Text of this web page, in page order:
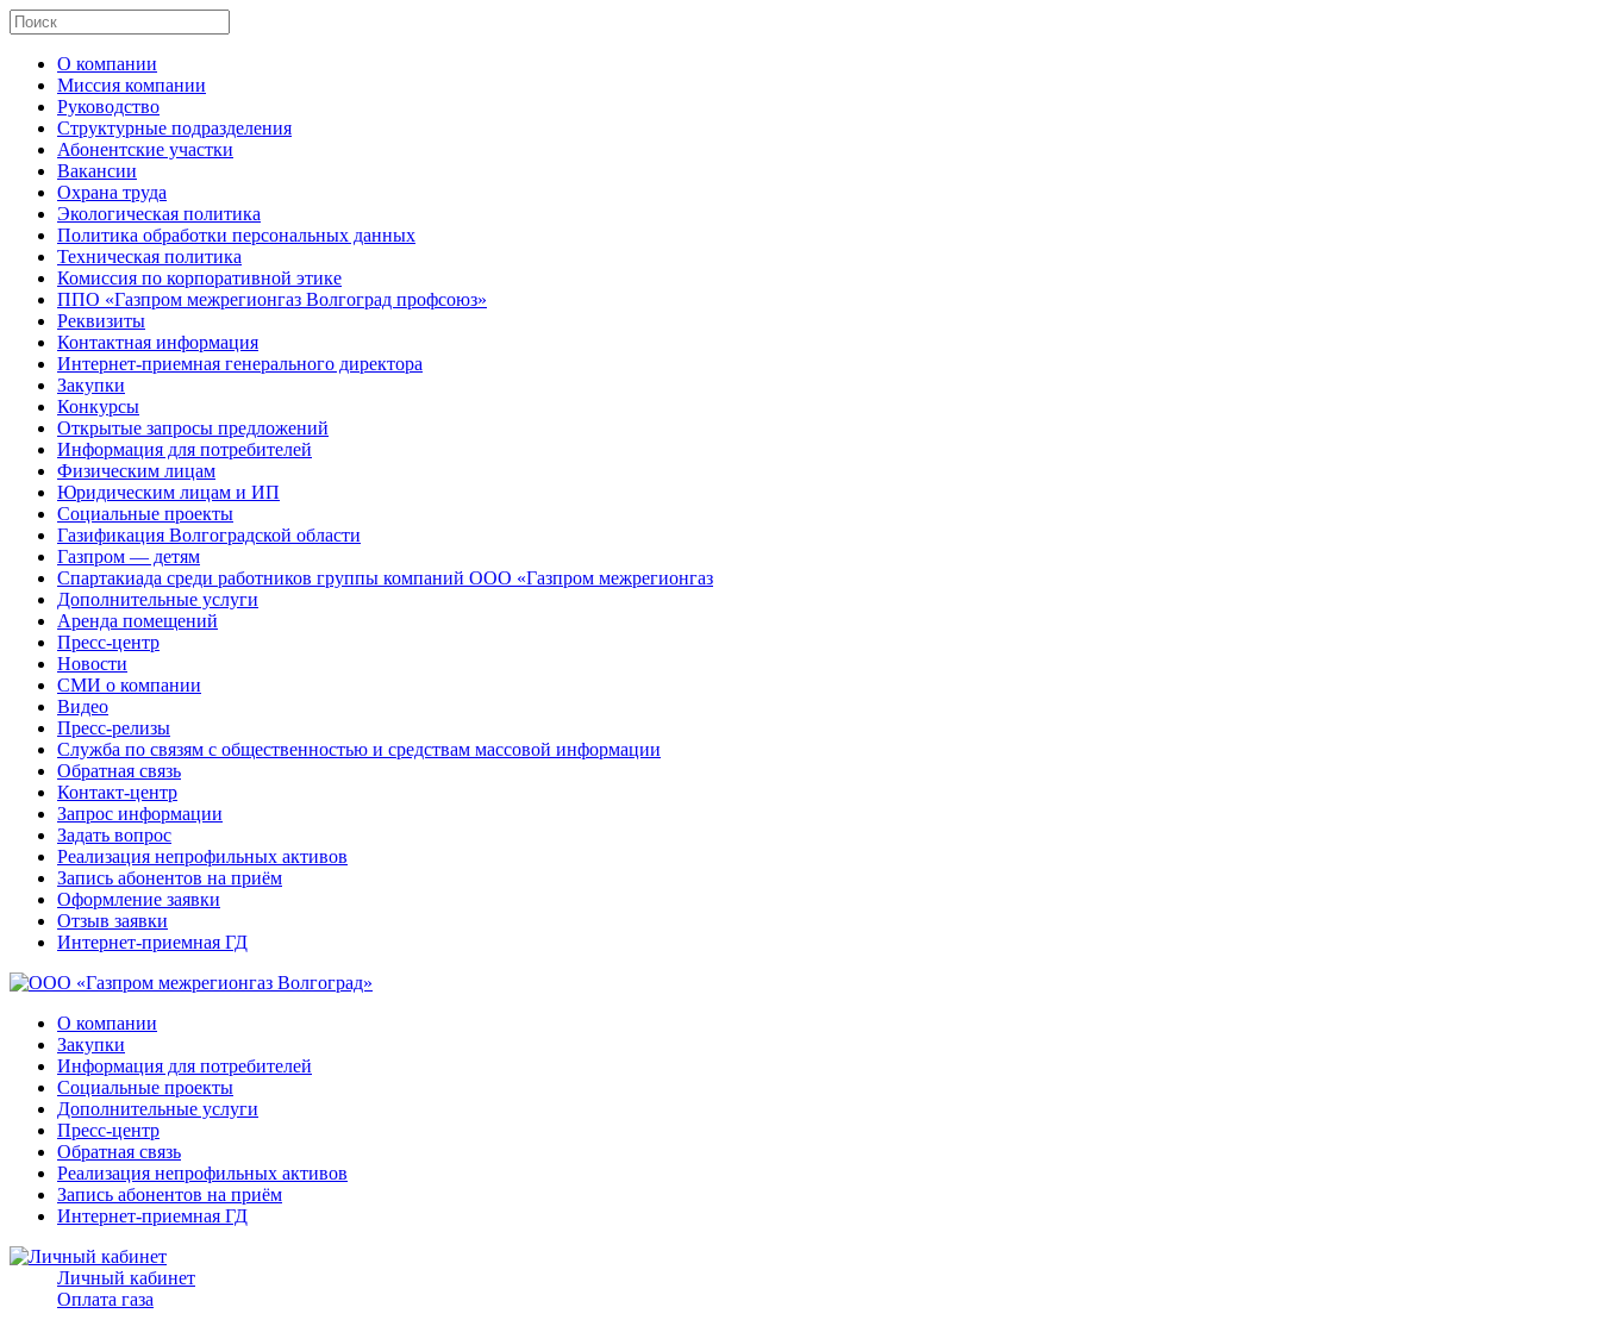
О компании
Миссия компании
Руководство
Структурные подразделения
Абонентские участки
Вакансии
Охрана труда
Экологическая политика
Политика обработки персональных данных
Техническая политика
Комиссия по корпоративной этике
ППО «Газпром межрегионгаз Волгоград профсоюз»
Реквизиты
Контактная информация
Интернет-приемная генерального директора
Закупки
Конкурсы
Открытые запросы предложений
Информация для потребителей
Физическим лицам
Юридическим лицам и ИП
Социальные проекты
Газификация Волгоградской области
Газпром — детям
Спартакиада среди работников группы компаний ООО «Газпром межрегионгаз
Дополнительные услуги
Аренда помещений
Пресс-центр
Новости
СМИ о компании
Видео
Пресс-релизы
Служба по связям с общественностью и средствам массовой информации
Обратная связь
Контакт-центр
Запрос информации
Задать вопрос
Реализация непрофильных активов
Запись абонентов на приём
Оформление заявки
Отзыв заявки
Интернет-приемная ГД
О компании
Закупки
Информация для потребителей
Социальные проекты
Дополнительные услуги
Пресс-центр
Обратная связь
Реализация непрофильных активов
Запись абонентов на приём
Интернет-приемная ГД
Личный кабинет
Оплата газа